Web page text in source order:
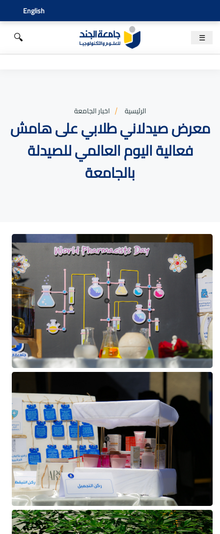
English
☰
🔍
الرئيسية اخبار الجامعة
معرض صيدلاني طلابي على هامش
فعالية اليوم العالمي للصيدلة
بالجامعة